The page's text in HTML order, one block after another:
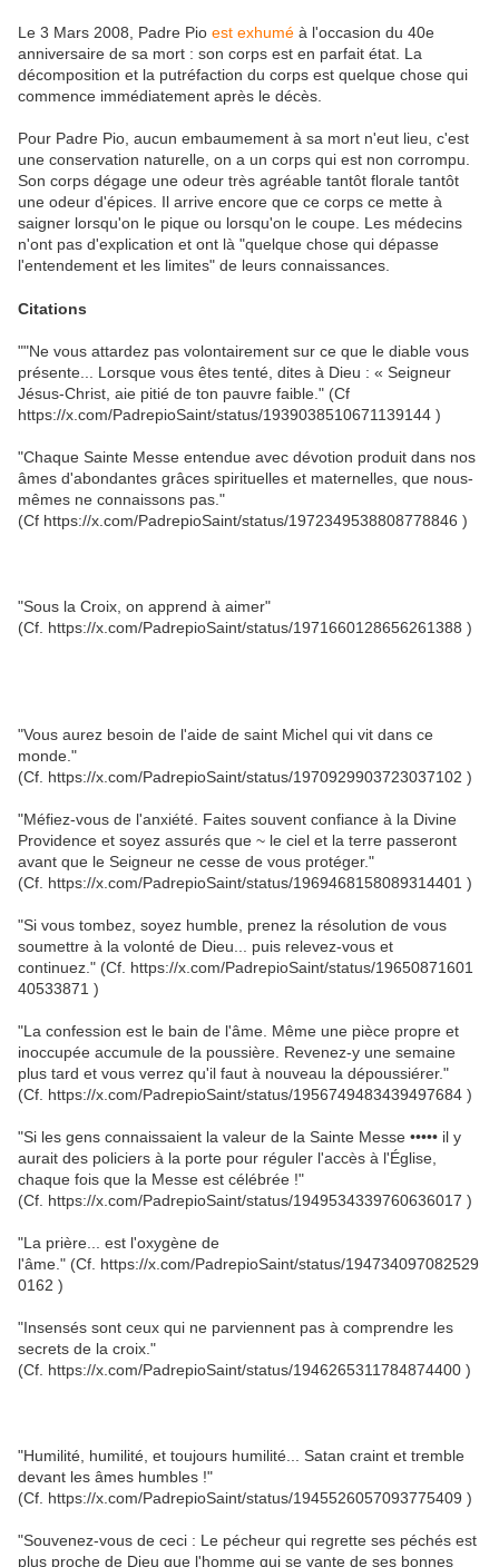
Le 3 Mars 2008, Padre Pio est exhumé à l'occasion du 40e
anniversaire de sa mort : son corps est en parfait état. La
décomposition et la putréfaction du corps est quelque chose qui
commence immédiatement après le décès.
Pour Padre Pio, aucun embaumement à sa mort n'eut lieu, c'est
une conservation naturelle, on a un corps qui est non corrompu.
Son corps dégage une odeur très agréable tantôt florale tantôt
une odeur d'épices. Il arrive encore que ce corps ce mette à
saigner lorsqu'on le pique ou lorsqu'on le coupe. Les médecins
n'ont pas d'explication et ont là "quelque chose qui dépasse
l'entendement et les limites" de leurs connaissances.
Citations
""Ne vous attardez pas volontairement sur ce que le diable vous
présente... Lorsque vous êtes tenté, dites à Dieu : « Seigneur
Jésus-Christ, aie pitié de ton pauvre faible." (Cf
https://x.com/PadrepioSaint/status/1939038510671139144 )
"Chaque Sainte Messe entendue avec dévotion produit dans nos
âmes d'abondantes grâces spirituelles et maternelles, que nous-
mêmes ne connaissons pas."
(Cf https://x.com/PadrepioSaint/status/1972349538808778846 )
"Sous la Croix, on apprend à aimer"
(Cf. https://x.com/PadrepioSaint/status/1971660128656261388 )
"Vous aurez besoin de l'aide de saint Michel qui vit dans ce
monde."
(Cf. https://x.com/PadrepioSaint/status/1970929903723037102 )
"Méfiez-vous de l'anxiété. Faites souvent confiance à la Divine
Providence et soyez assurés que ~ le ciel et la terre passeront
avant que le Seigneur ne cesse de vous protéger."
(Cf. https://x.com/PadrepioSaint/status/1969468158089314401 )
"Si vous tombez, soyez humble, prenez la résolution de vous
soumettre à la volonté de Dieu... puis relevez-vous et
continuez." (Cf. https://x.com/PadrepioSaint/status/19650871601
40533871 )
"La confession est le bain de l'âme. Même une pièce propre et
inoccupée accumule de la poussière. Revenez-y une semaine
plus tard et vous verrez qu'il faut à nouveau la dépoussiérer."
(Cf. https://x.com/PadrepioSaint/status/1956749483439497684 )
"Si les gens connaissaient la valeur de la Sainte Messe ••••• il y
aurait des policiers à la porte pour réguler l'accès à l'Église,
chaque fois que la Messe est célébrée !"
(Cf. https://x.com/PadrepioSaint/status/1949534339760636017 )
"La prière... est l'oxygène de
l'âme." (Cf. https://x.com/PadrepioSaint/status/194734097082529
0162 )
"Insensés sont ceux qui ne parviennent pas à comprendre les
secrets de la croix."
(Cf. https://x.com/PadrepioSaint/status/1946265311784874400 )
"Humilité, humilité, et toujours humilité... Satan craint et tremble
devant les âmes humbles !"
(Cf. https://x.com/PadrepioSaint/status/1945526057093775409 )
"Souvenez-vous de ceci : Le pécheur qui regrette ses péchés est
plus proche de Dieu que l'homme qui se vante de ses bonnes